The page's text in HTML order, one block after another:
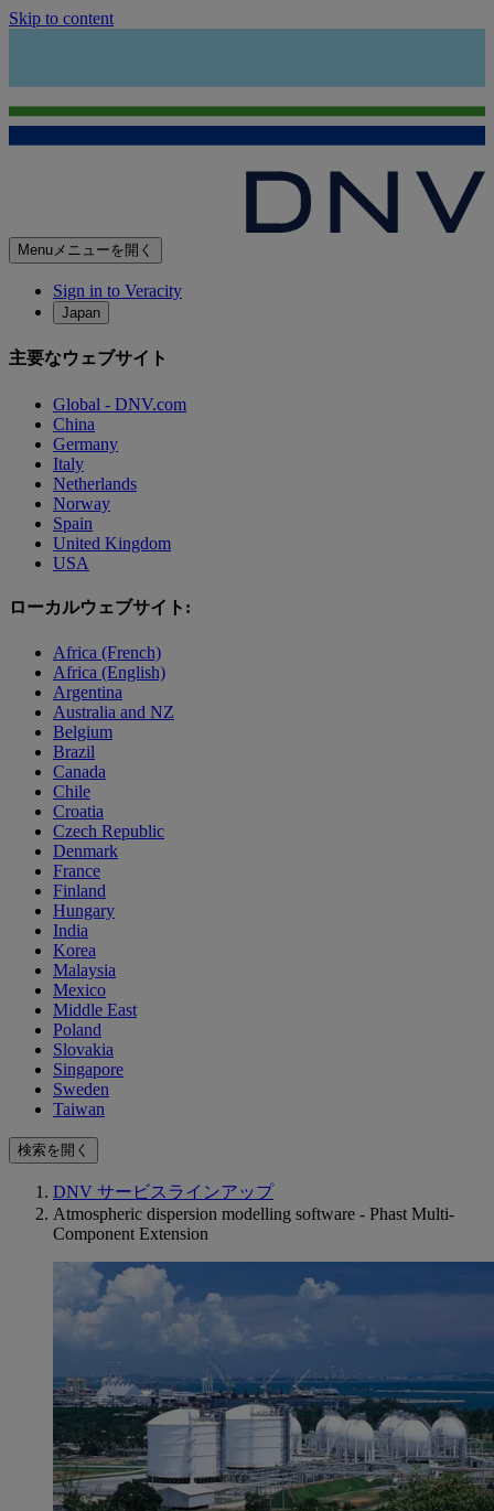
Skip to content
Menuメニューを開く
Sign in to Veracity
Japan
主要なウェブサイト
Global - DNV.com
China
Germany
Italy
Netherlands
Norway
Spain
United Kingdom
USA
ローカルウェブサイト:
Africa (French)
Africa (English)
Argentina
Australia and NZ
Belgium
Brazil
Canada
Chile
Croatia
Czech Republic
Denmark
France
Finland
Hungary
India
Korea
Malaysia
Mexico
Middle East
Poland
Slovakia
Singapore
Sweden
Taiwan
検索を開く
DNV サービスラインアップ
Atmospheric dispersion modelling software - Phast Multi-
Component Extension